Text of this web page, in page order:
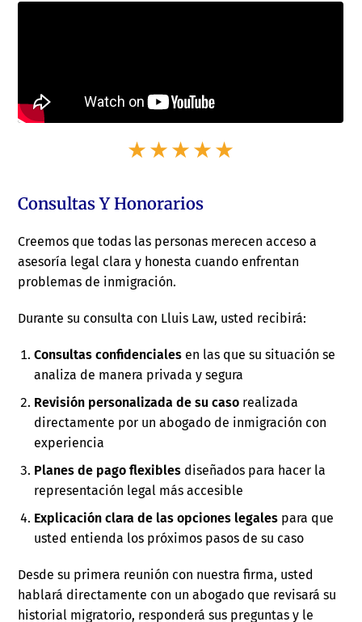
★★★★★
Consultas Y Honorarios
Creemos que todas las personas merecen acceso a
asesoría legal clara y honesta cuando enfrentan
problemas de inmigración.
Durante su consulta con Lluis Law, usted recibirá:
Consultas confidenciales en las que su situación se
analiza de manera privada y segura
Revisión personalizada de su caso realizada
directamente por un abogado de inmigración con
experiencia
Planes de pago flexibles diseñados para hacer la
representación legal más accesible
Explicación clara de las opciones legales para que
usted entienda los próximos pasos de su caso
Desde su primera reunión con nuestra firma, usted
hablará directamente con un abogado que revisará su
historial migratorio, responderá sus preguntas y le